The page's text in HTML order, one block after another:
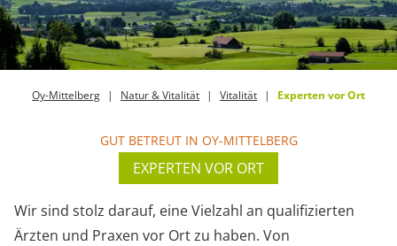
Oy-Mittelberg Natur & Vitalität Vitalität Experten vor Ort
GUT BETREUT IN OY-MITTELBERG
EXPERTEN VOR ORT
Wir sind stolz darauf, eine Vielzahl an qualifizierten
Ärzten und Praxen vor Ort zu haben. Von